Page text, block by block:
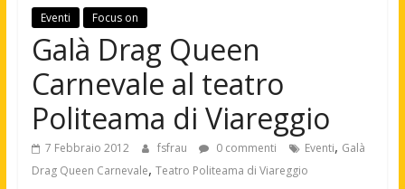
Eventi Focus on
Galà Drag Queen
Carnevale al teatro
Politeama di Viareggio
7 Febbraio 2012 fsfrau 0 commenti Eventi, Galà
Drag Queen Carnevale, Teatro Politeama di Viareggio